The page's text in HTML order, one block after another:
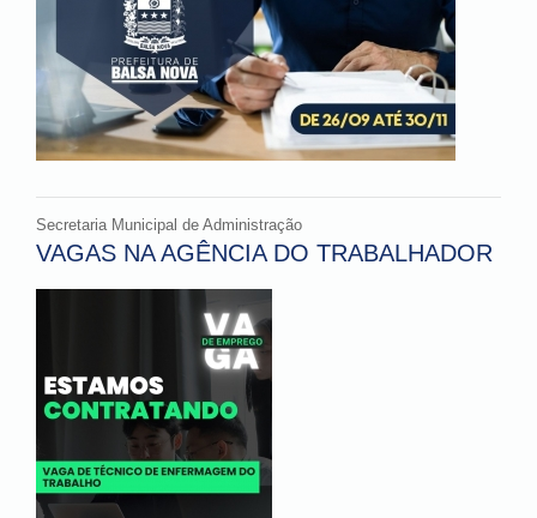
Secretaria Municipal de Administração
VAGAS NA AGÊNCIA DO TRABALHADOR